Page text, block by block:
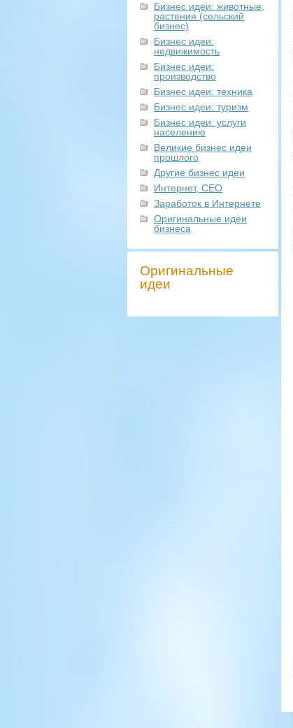
Бизнес идеи: животные,
растения (сельский
бизнес)
Бизнес идеи:
недвижимость
Бизнес идеи:
производство
Бизнес идеи: техника
Бизнес идеи: туризм
Бизнес идеи: услуги
населению
Великие бизнес идеи
прошлого
Другие бизнес идеи
Интернет, СЕО
Заработок в Интернете
Оригинальные идеи
бизнеса
Оригинальные
идеи